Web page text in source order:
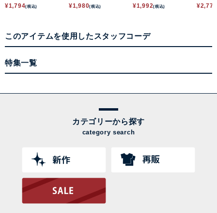
¥1,794(税込)
カラーシャツ
¥1,980(税込)
替デザイントップス
¥1,992(税込) ¥2,772
このアイテムを使用したスタッフコーデ
特集一覧
カテゴリーから探す
category search